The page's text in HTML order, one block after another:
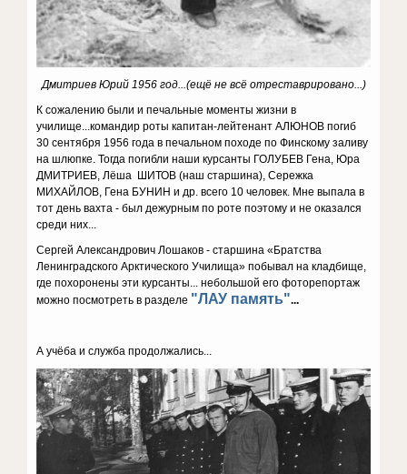
Дмитриев Юрий 1956 год...(ещё не всё отреставрировано...)
К сожалению были и печальные моменты жизни в
училище...командир роты капитан-лейтенант АЛЮНОВ погиб
30 сентября 1956 года в печальном походе по Финскому заливу
на шлюпке. Тогда погибли наши курсанты ГОЛУБЕВ Гена, Юра
ДМИТРИЕВ, Лёша ШИТОВ (наш старшина), Сережка
МИХАЙЛОВ, Гена БУНИН и др. всего 10 человек. Мне выпала в
тот день вахта - был дежурным по роте поэтому и не оказался
среди них...
Сергей Александрович Лошаков - старшина «Братства
Ленинградского Арктического Училища» побывал на кладбище,
где похоронены эти курсанты... небольшой его фоторепортаж
можно посмотреть в разделе "ЛАУ память"...
А учёба и служба продолжались...